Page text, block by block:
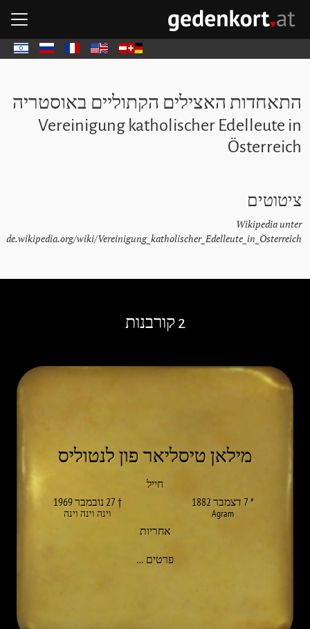
GEDENKORT - דף הבית
Deutsch
English
Français
Русский
התאחדות האצילים הקתוליים באוסטריה
Vereinigung katholischer Edelleute in
Österreich
ציטוטים
Wikipedia unter
de.wikipedia.org/wiki/Vereinigung_katholischer_Edelleute_in_Österreich
2 קורבנות
מילאן טיסליאר פון לנטוליס
חייל
* 7 דצמבר 1882
Agram
† 27 נובמבר 1969
וינה וינה וינה
אחריות
פרטים …